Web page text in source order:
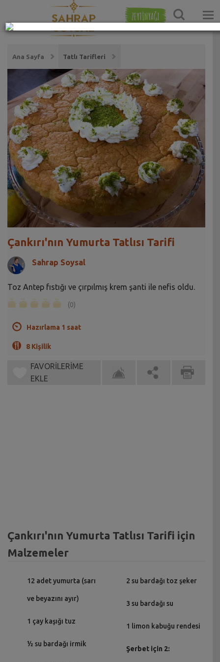
ZEYTİNYAĞI
Ana Sayfa Tatlı Tarifleri
Çankırı'nın Yumurta Tatlısı Tarifi
Sahrap Soysal
Toz Antep fıstığı ve çırpılmış krem şanti ile nefis oldu.
(0)
Hazırlama 1 saat
8 Kişilik
FAVORİLERİME
EKLE
Çankırı'nın Yumurta Tatlısı Tarifi için
Malzemeler
12 adet yumurta (sarı
ve beyazını ayır)
1 çay kaşığı tuz
½ su bardağı irmik
2 su bardağı toz şeker
3 su bardağı su
1 limon kabuğu rendesi
Şerbet için 2: